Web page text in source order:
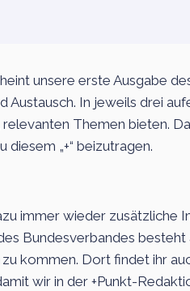
unsere erste Ausgabe
Austausch. In jeweils drei
Themen bieten.
diesem „+“ beizutragen.
immer wieder zusätzliche
Bundesverbandes
zu kommen. Dort findet ihr
wir in der +Punkt-